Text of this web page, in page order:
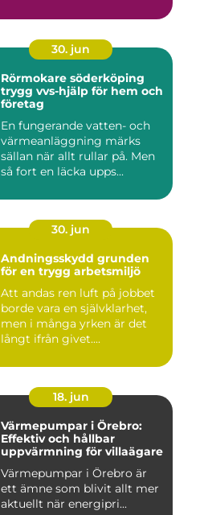
30. jun
Rörmokare söderköping
trygg vvs-hjälp för hem och
företag
En fungerande vatten- och
värmeanläggning märks
sällan när allt rullar på. Men
så fort en läcka upps...
30. jun
Andningsskydd grunden
för en trygg arbetsmiljö
Att andas ren luft på jobbet
borde vara en självklarhet,
men i många yrken är det
långt ifrån givet....
18. jun
Värmepumpar i Örebro:
Effektiv och hållbar
uppvärmning för villaägare
Värmepumpar i Örebro är
ett ämne som blivit allt mer
aktuellt när energipri...